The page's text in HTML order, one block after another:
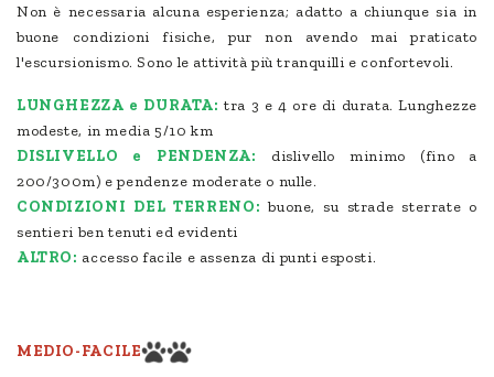
Non è necessaria alcuna esperienza; adatto a chiunque sia in
buone condizioni fisiche, pur non avendo mai praticato
l'escursionismo. Sono le attività più tranquilli e confortevoli.
LUNGHEZZA e DURATA: tra 3 e 4 ore di durata. Lunghezze
modeste, in media 5/10 km
DISLIVELLO e PENDENZA: dislivello minimo (fino a
200/300m) e pendenze moderate o nulle.
CONDIZIONI DEL TERRENO: buone, su strade sterrate o
sentieri ben tenuti ed evidenti
ALTRO: accesso facile e assenza di punti esposti.
MEDIO-FACILE